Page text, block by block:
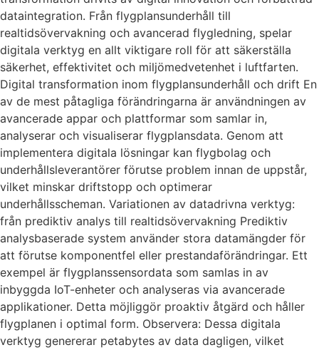
dataintegration. Från flygplansunderhåll till
realtidsövervakning och avancerad flygledning, spelar
digitala verktyg en allt viktigare roll för att säkerställa
säkerhet, effektivitet och miljömedvetenhet i luftfarten.
Digital transformation inom flygplansunderhåll och drift En
av de mest påtagliga förändringarna är användningen av
avancerade appar och plattformar som samlar in,
analyserar och visualiserar flygplansdata. Genom att
implementera digitala lösningar kan flygbolag och
underhållsleverantörer förutse problem innan de uppstår,
vilket minskar driftstopp och optimerar
underhållsscheman. Variationen av datadrivna verktyg:
från prediktiv analys till realtidsövervakning Prediktiv
analysbaserade system använder stora datamängder för
att förutse komponentfel eller prestandaförändringar. Ett
exempel är flygplanssensordata som samlas in av
inbyggda IoT-enheter och analyseras via avancerade
applikationer. Detta möjliggör proaktiv åtgärd och håller
flygplanen i optimal form. Observera: Dessa digitala
verktyg genererar petabytes av data dagligen, vilket